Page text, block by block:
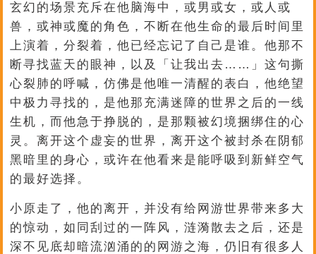
玄幻的场景充斥在他脑海中，或男或女，或人或
兽，或神或魔的角色，不断在他生命的最后时间里
上演着，分裂着，他已经忘记了自己是谁。他那不
断寻找蓝天的眼神，以及「让我出去……」这句撕
心裂肺的呼喊，仿佛是他唯一清醒的表白，他绝望
中极力寻找的，是他那充满迷障的世界之后的一线
生机，而他急于挣脱的，是那颗被幻境捆绑住的心
灵。离开这个虚妄的世界，离开这个被封杀在阴郁
黑暗里的身心，或许在他看来是能呼吸到新鲜空气
的最好选择。
小原走了，他的离开，并没有给网游世界带来多大
的惊动，如同刮过的一阵风，涟漪散去之后，还是
深不见底却暗流汹涌的的网游之海，仍旧有很多人